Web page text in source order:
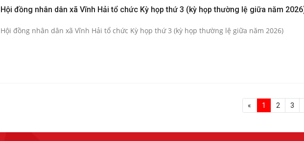
Hội đồng nhân dân xã Vĩnh Hải tổ chức Kỳ họp thứ 3 (kỳ họp thường lệ giữa năm
Hội đồng nhân dân xã Vĩnh Hải tổ chức Kỳ họp thứ 3 (kỳ họp thường lệ giữa năm 2026)
« 1 2 3